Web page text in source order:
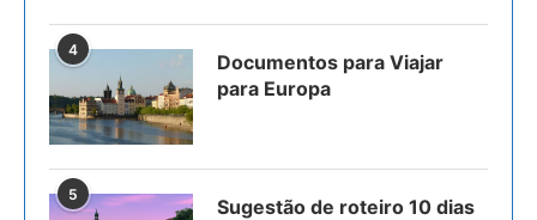
4
Documentos para Viajar
para Europa
5
Sugestão de roteiro 10 dias